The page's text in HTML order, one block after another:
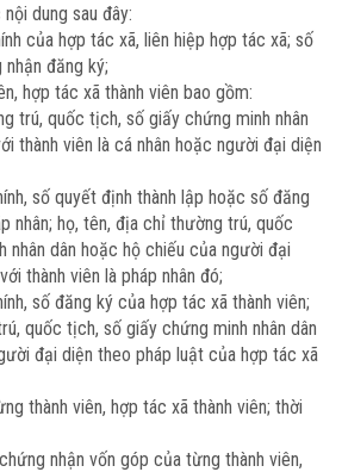
dung sau đây:
của hợp tác xã, liên hiệp hợp tác xã; số
đăng ký;
hợp tác xã thành viên bao gồm:
trú, quốc tịch, số giấy chứng minh nhân
thành viên là cá nhân hoặc người đại diện
số quyết định thành lập hoặc số đăng
nhân; họ, tên, địa chỉ thường trú, quốc
nhân dân hoặc hộ chiếu của người đại
thành viên là pháp nhân đó;
số đăng ký của hợp tác xã thành viên;
quốc tịch, số giấy chứng minh nhân dân
đại diện theo pháp luật của hợp tác xã
thành viên, hợp tác xã thành viên; thời
nhận vốn góp của từng thành viên,